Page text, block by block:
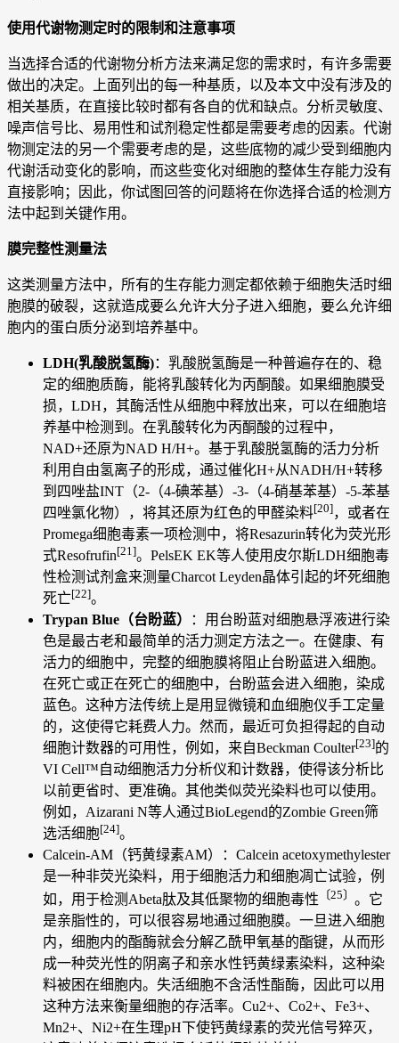
使用代谢物测定时的限制和注意事项
当选择合适的代谢物分析方法来满足您的需求时，有许多需要
做出的决定。上面列出的每一种基质，以及本文中没有涉及的
相关基质，在直接比较时都有各自的优和缺点。分析灵敏度、
噪声信号比、易用性和试剂稳定性都是需要考虑的因素。代谢
物测定法的另一个需要考虑的是，这些底物的减少受到细胞内
代谢活动变化的影响，而这些变化对细胞的整体生存能力没有
直接影响；因此，你试图回答的问题将在你选择合适的检测方
法中起到关键作用。
膜完整性测量法
这类测量方法中，所有的生存能力测定都依赖于细胞失活时细
胞膜的破裂，这就造成要么允许大分子进入细胞，要么允许细
胞内的蛋白质分泌到培养基中。
LDH(乳酸脱氢酶)：乳酸脱氢酶是一种普遍存在的、稳
定的细胞质酶，能将乳酸转化为丙酮酸。如果细胞膜受
损，LDH，其酶活性从细胞中释放出来，可以在细胞培
养基中检测到。在乳酸转化为丙酮酸的过程中，
NAD+还原为NAD H/H+。基于乳酸脱氢酶的活力分析
利用自由氢离子的形成，通过催化H+从NADH/H+转移
到四唑盐INT（2-（4-碘苯基）-3-（4-硝基苯基）-5-苯基
四唑氯化物），将其还原为红色的甲醛染料[20]，或者在
Promega细胞毒素一项检测中，将Resazurin转化为荧光形
式Resofrufin[21]。PelsEK EK等人使用皮尔斯LDH细胞毒
性检测试剂盒来测量Charcot Leyden晶体引起的坏死细胞
死亡[22]。
Trypan Blue （台盼蓝）
：用台盼蓝对细胞悬浮液进行染
色是最古老和最简单的活力测定方法之一。在健康、有
活力的细胞中，完整的细胞膜将阻止台盼蓝进入细胞。
在死亡或正在死亡的细胞中，台盼蓝会进入细胞，染成
蓝色。这种方法传统上是用显微镜和血细胞仪手工定量
的，这使得它耗费人力。然而，最近可负担得起的自动
细胞计数器的可用性，例如，来自Beckman Coulter[23]的
VI Cell™自动细胞活力分析仪和计数器，使得该分析比
以前更省时、更准确。其他类似荧光染料也可以使用。
例如，Aizarani N等人通过BioLegend的Zombie Green筛
选活细胞[24]。
Calcein-AM（钙黄绿素AM）：Calcein acetoxymethylester
是一种非荧光染料，用于细胞活力和细胞凋亡试验，例
如，用于检测Abeta肽及其低聚物的细胞毒性 〔25〕 。它
是亲脂性的，可以很容易地通过细胞膜。一旦进入细胞
内，细胞内的酯酶就会分解乙酰甲氧基的酯键，从而形
成一种荧光性的阴离子和亲水性钙黄绿素染料，这种染
料被困在细胞内。失活细胞不含活性酯酶，因此可以用
这种方法来衡量细胞的存活率。Cu2+、Co2+、Fe3+、
Mn2+、Ni2+在生理pH下使钙黄绿素的荧光信号猝灭，